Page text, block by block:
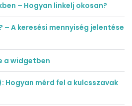
– Hogyan linkelj okosan?
– A keresési mennyiség jelentése
a widgetben
Hogyan mérd fel a kulcsszavak